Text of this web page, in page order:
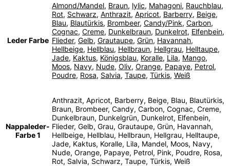
Leder Farbe
Almond/Mandel, Braun, lylic, Mahagoni, Rauchblau,
Rot, Schwarz, Anthrazit, Apricot, Barberry, Beige,
Blau, Blautürkis, Brombeer, Candy/Pink, Carbon,
Cognac, Creme, Dunkelbraun, Dunkelrot, Elfenbein,
Flieder, Gelb, Grautaupe, Grün, Havannah,
Hellbeige, Hellblau, Hellbraun, Hellgrau, Helltaupe,
Jade, Kaktus, Königsblau, Koralle, Lila, Mango,
Moos, Navy, Nude, Oliv, Orange, Papaye, Petrol,
Poudre, Rosa, Salvia, Taupe, Türkis, Weiß
Nappaleder-
Farbe 1
Anthrazit, Apricot, Barberry, Beige, Blau, Blautürkis,
Braun, Brombeer, Candy, Carbon, Cognac, Creme,
Dunkelbraun, Dunkelgrün, Dunkelrot, Elfenbein,
Flieder, Gelb, Grau, Grautaupe, Grün, Havannah,
Hellbeige, Hellblau, Hellbraun, Hellgrau, Helltaupe,
Jade, Kaktus, Koralle, Lila, Mandel, Moos, Navy,
Nude, Orange, Papaye, Petrol, Pink, Poudre, Rosa,
Rot, Salvia, Schwarz, Taupe, Türkis, Weiß